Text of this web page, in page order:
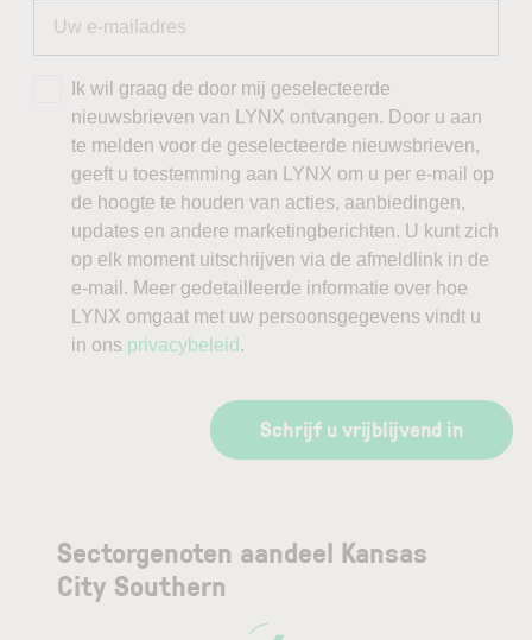
Ik wil graag de door mij geselecteerde
nieuwsbrieven van LYNX ontvangen. Door u aan
te melden voor de geselecteerde nieuwsbrieven,
geeft u toestemming aan LYNX om u per e-mail op
de hoogte te houden van acties, aanbiedingen,
updates en andere marketingberichten. U kunt zich
op elk moment uitschrijven via de afmeldlink in de
e-mail. Meer gedetailleerde informatie over hoe
LYNX omgaat met uw persoonsgegevens vindt u
in ons privacybeleid .
Schrijf u vrijblijvend in
Sectorgenoten aandeel Kansas
City Southern